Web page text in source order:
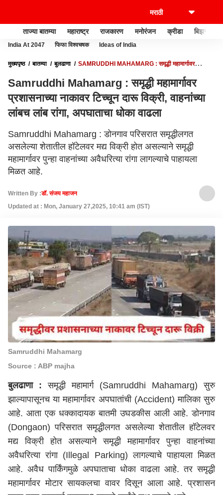
ताज्या बातम्या महाराष्ट्र राजकारण मनोरंजन क्रीडा बिझनेस
India At 2047 फिफा विश्वचषक Ideas of India
मुख्यपृष्ठ बातम्या बुलढाणा
SAMRUDDHI MAHAMARG : समृद्धी महामार्गावर
Samruddhi Mahamarg : समृद्धी महामार्गावर
प्रशासनाच्या नाकावर टिच्चून दारू विक्री, वाहनांच्या
लांबच लांब रांगा, अपघाताचा धोका वाढला
Samruddhi Mahamarg : डोनगाव परिसरात समृद्धीलगत
असलेल्या शेतातील हॉटेलवर मद्य विक्री होत असल्याने समृद्धी
महामार्गावर पुन्हा वाहनांच्या अवैधरित्या रांगा लागल्याचे पाहायला
मिळत आहे.
Written By :डॉ. संजय महाजन
Updated at : Mon, January 27,2025, 10:41 am (IST)
Samruddhi Mahamarg
Source : ABP majha
बुलढाणा: समृद्धी महामार्ग (Samruddhi Mahamarg) सुरु
झाल्यापासूनच या महामार्गावर अपघातांची (Accident) मालिका सुरु
आहे. आता एक धक्कादायक बातमी उघडकीस आली आहे. डोनगाव
(Dongaon) परिसरात समृद्धीलगत असलेल्या शेतातील हॉटेलवर
मद्य विक्री होत असल्याने समृद्धी महामार्गावर पुन्हा वाहनांच्या
अवैधरित्या रांगा (Illegal Parking) लागल्याचे पाहायला मिळत
आहे. अवैध पार्किंगमुळे अपघाताचा धोका वाढला आहे. तर समृद्धी
महामार्गावर मोटार सायकलचा वावर दिसून आला आहे. प्रशासन